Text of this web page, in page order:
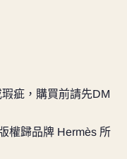
疵，購買前請先DM
權歸品牌 Hermès 所